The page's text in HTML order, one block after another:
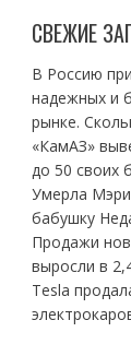
СВЕЖИЕ
В Россию
надежных и
рынке.
«КамАЗ»
до 50 своих
Умерла
бабушку
Продажи
выросли в
Tesla